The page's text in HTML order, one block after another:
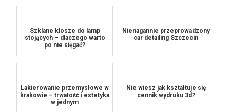
Szklane klosze do lamp
stojących – dlaczego warto
po nie sięgać?
Nienagannie przeprowadzony
car detailing Szczecin
Lakierowanie przemysłowe w
krakowie – trwałość i estetyka
w jednym
Nie wiesz jak kształtuje się
cennik wydruku 3d?